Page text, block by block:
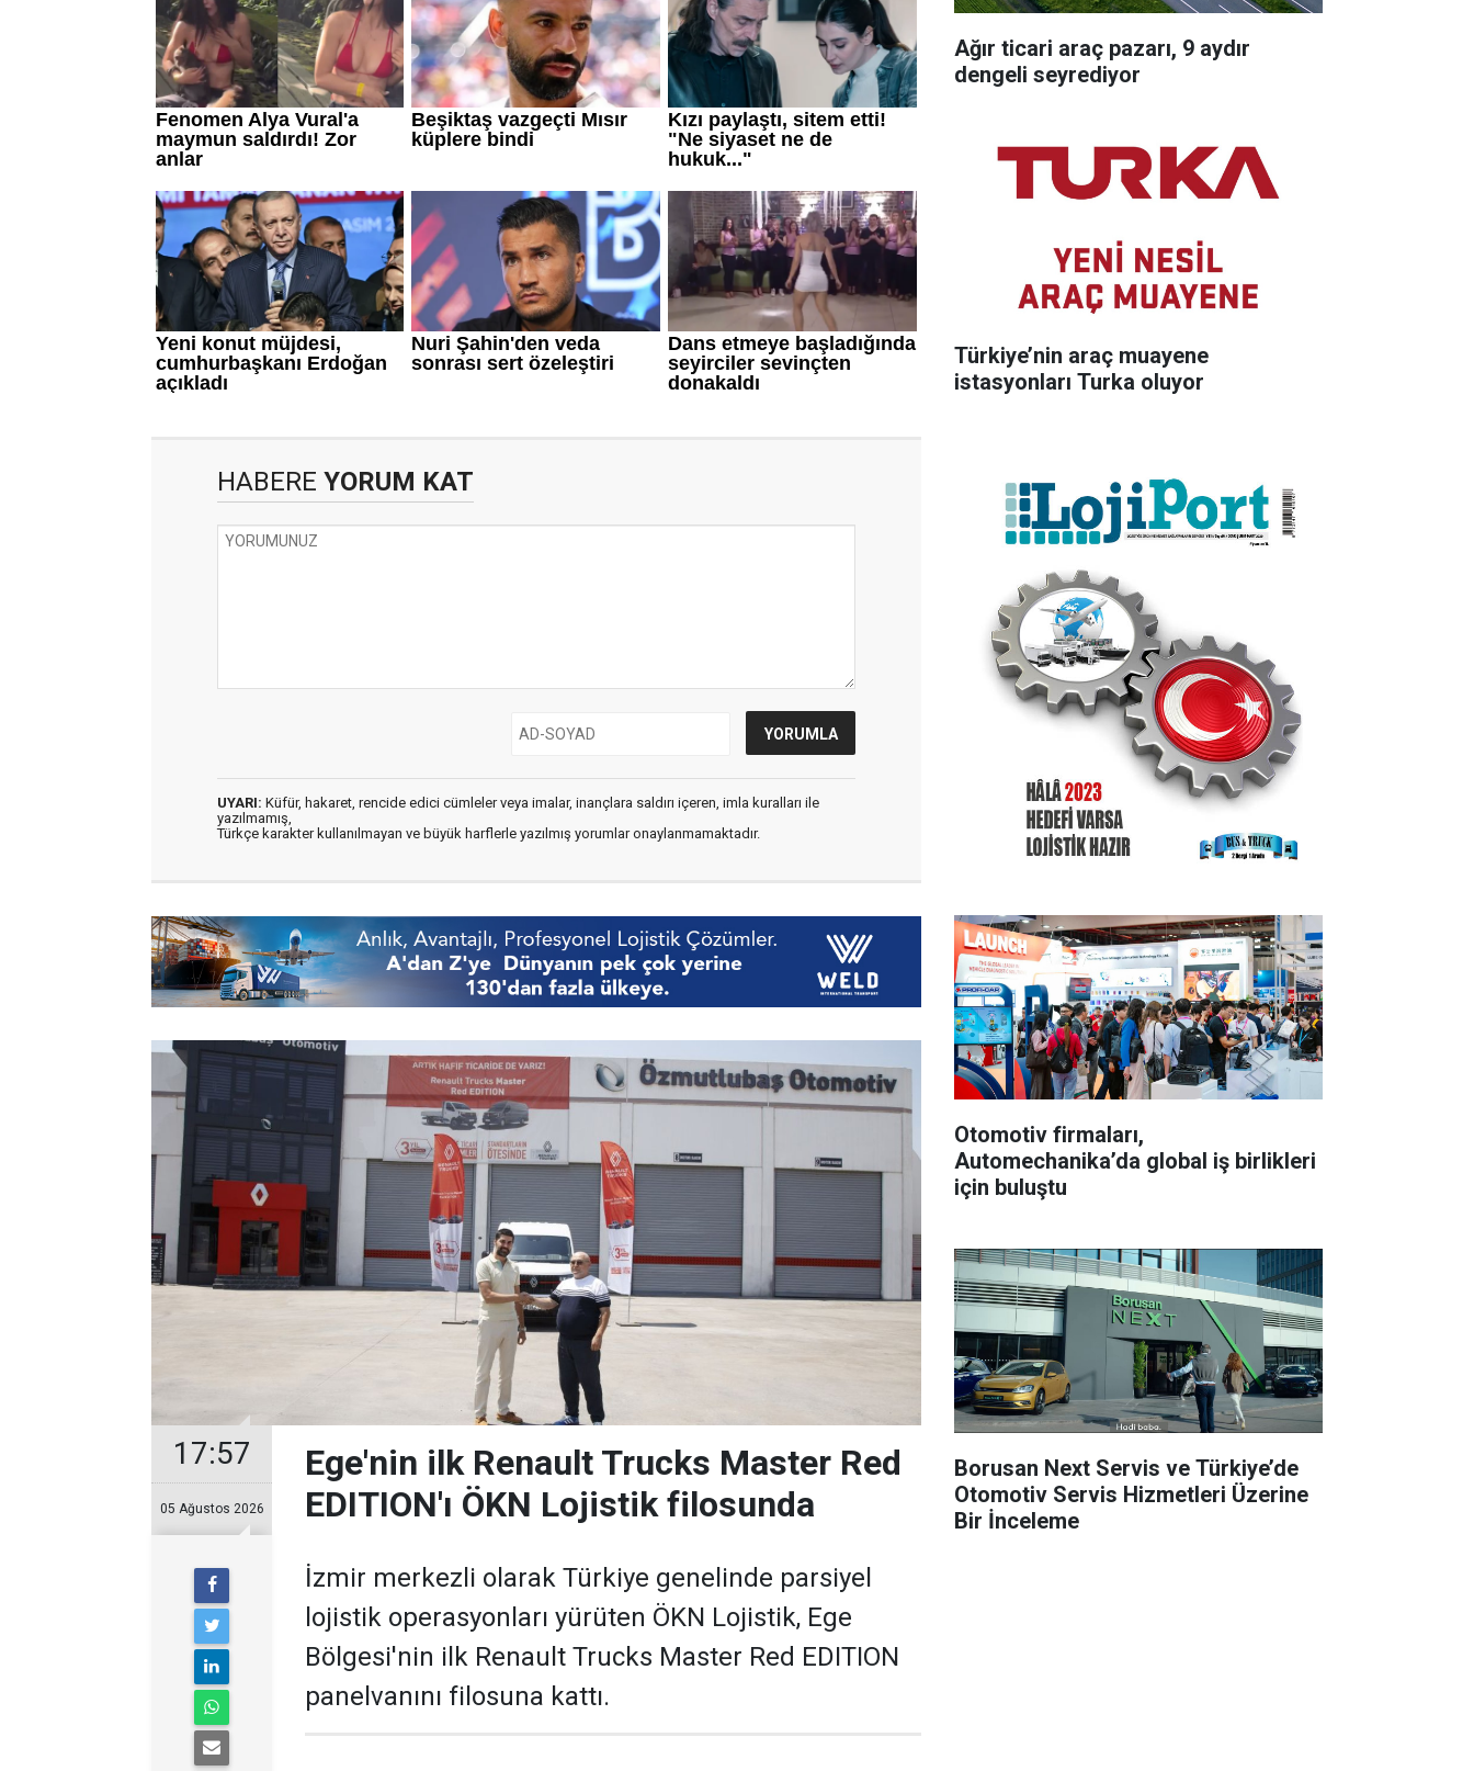
HABERE YORUM KAT
UYARI: Küfür, hakaret, rencide edici cümleler veya imalar, inançlara saldırı içeren, imla kuralları ile
yazılmamış,
Türkçe karakter kullanılmayan ve büyük harflerle yazılmış yorumlar onaylanmamaktadır.
17:57
05 Ağustos 2026
Ege'nin ilk Renault Trucks Master Red
EDITION'ı ÖKN Lojistik filosunda
İzmir merkezli olarak Türkiye genelinde parsiyel
lojistik operasyonları yürüten ÖKN Lojistik, Ege
Bölgesi'nin ilk Renault Trucks Master Red EDITION
panelvanını filosuna kattı.
Ağır ticari araç pazarı, 9 aydır
dengeli seyrediyor
Türkiye’nin araç muayene
istasyonları Turka oluyor
Otomotiv firmaları,
Automechanika’da global iş birlikleri
için buluştu
Borusan Next Servis ve Türkiye’de
Otomotiv Servis Hizmetleri Üzerine
Bir İnceleme